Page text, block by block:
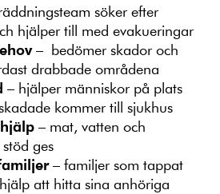
söker efter
hjälper till med evakueringar
– bedömer skador och
drabbade områdena
– hjälper människor på plats
kommer till sjukhus
– mat, vatten och
ges
– familjer som tappat
att hitta sina anhöriga